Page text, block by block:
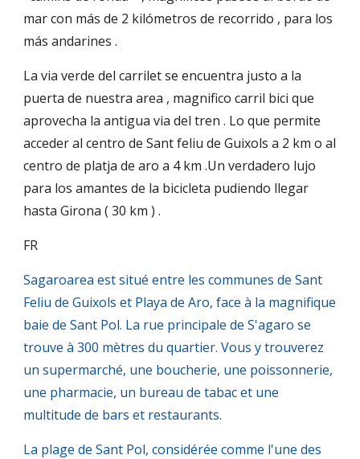
mar con más de 2 kilómetros de recorrido , para los
más andarines .
La via verde del carrilet se encuentra justo a la
puerta de nuestra area , magnifico carril bici que
aprovecha la antigua via del tren . Lo que permite
acceder al centro de Sant feliu de Guixols a 2 km o al
centro de platja de aro a 4 km .Un verdadero lujo
para los amantes de la bicicleta pudiendo llegar
hasta Girona ( 30 km ) .
FR
Sagaroarea est situé entre les communes de Sant
Feliu de Guixols et Playa de Aro, face à la magnifique
baie de Sant Pol. La rue principale de S'agaro se
trouve à 300 mètres du quartier. Vous y trouverez
un supermarché, une boucherie, une poissonnerie,
une pharmacie, un bureau de tabac et une
multitude de bars et restaurants.
La plage de Sant Pol, considérée comme l'une des